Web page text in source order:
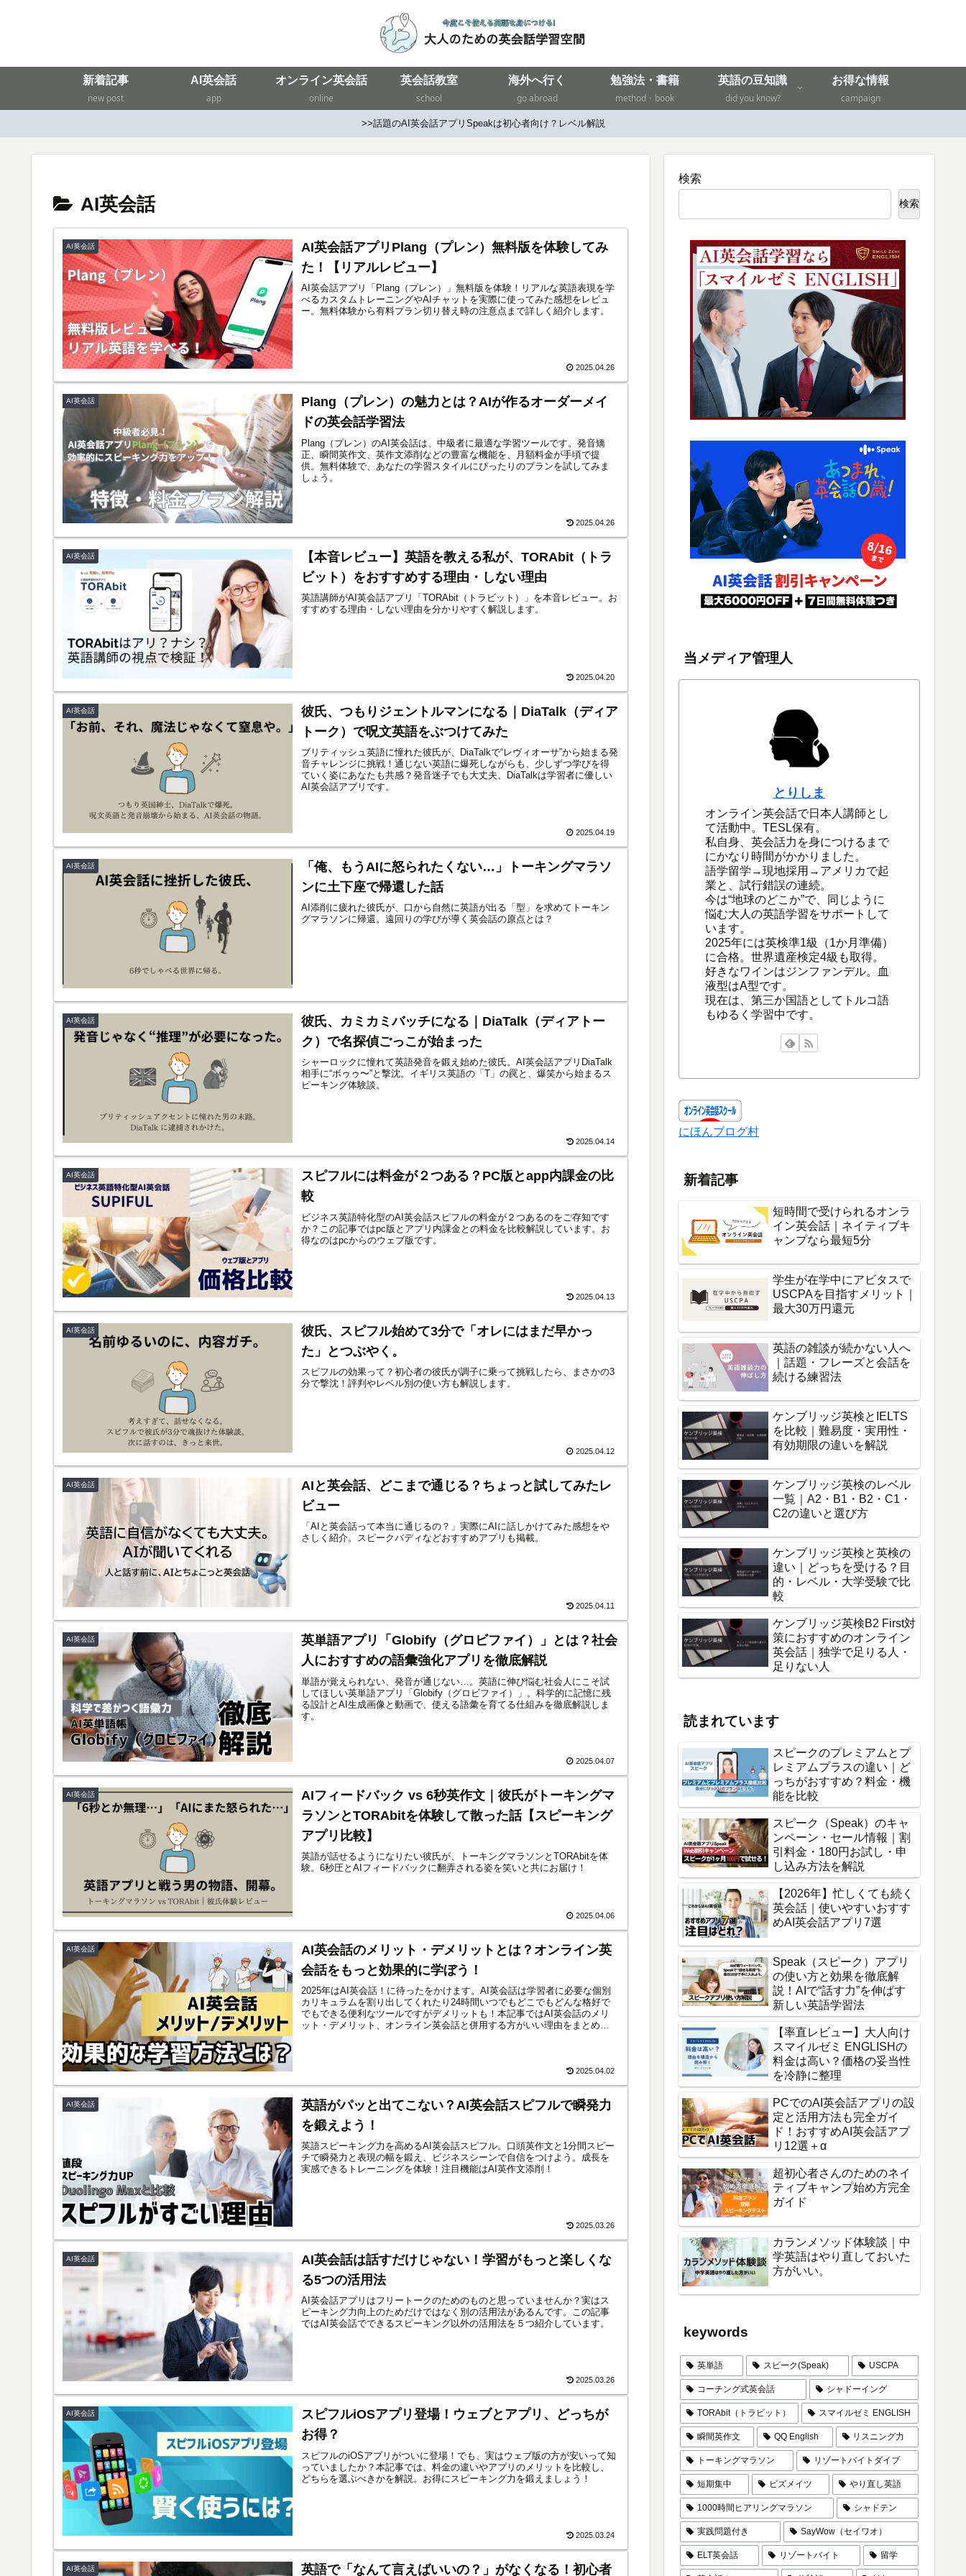
新着記事
new post
AI英会話
app
オンライン英会話
online
英会話教室
school
海外へ行く
go abroad
勉強法・書籍
method・book
英語の豆知識
did you know?
お得な情報
campaign
>>話題のAI英会話アプリSpeakは初心者向け？レベル解説
AI英会話
AI英会話
AI英会話アプリPlang（プレン）無料版を体験してみ
た！【リアルレビュー】
AI英会話アプリ「Plang（プレン）」無料版を体験！リアルな英語表現を学
べるカスタムトレーニングやAIチャットを実際に使ってみた感想をレビュ
ー。無料体験から有料プラン切り替え時の注意点まで詳しく紹介します。
2025.04.26
AI英会話
Plang（プレン）の魅力とは？AIが作るオーダーメイ
ドの英会話学習法
Plang（プレン）のAI英会話は、中級者に最適な学習ツールです。発音矯
正、瞬間英作文、英作文添削などの豊富な機能を、月額料金が手頃で提
供。無料体験で、あなたの学習スタイルにぴったりのプランを試してみま
しょう。
2025.04.26
AI英会話
【本音レビュー】英語を教える私が、TORAbit（トラ
ビット）をおすすめする理由・しない理由
英語講師がAI英会話アプリ「TORAbit（トラビット）」を本音レビュー。お
すすめする理由・しない理由を分かりやすく解説します。
2025.04.20
AI英会話
彼氏、つもりジェントルマンになる｜DiaTalk（ディア
トーク）で呪文英語をぶつけてみた
ブリティッシュ英語に憧れた彼氏が、DiaTalkで“レヴィオーサ”から始まる発
音チャレンジに挑戦！通じない英語に爆死しながらも、少しずつ学びを得
ていく姿にあなたも共感？発音迷子でも大丈夫、DiaTalkは学習者に優しい
AI英会話アプリです。
2025.04.19
AI英会話
「俺、もうAIに怒られたくない…」トーキングマラソ
ンに土下座で帰還した話
AI添削に疲れた彼氏が、口から自然に英語が出る「型」を求めてトーキン
グマラソンに帰還。遠回りの学びが導く英会話の原点とは？
AI英会話
彼氏、カミカミバッチになる｜DiaTalk（ディアトー
ク）で名探偵ごっこが始まった
シャーロックに憧れて英語発音を鍛え始めた彼氏。AI英会話アプリDiaTalk
相手に“ボゥゥ〜”と撃沈。イギリス英語の「T」の罠と、爆笑から始まるス
ピーキング体験談。
2025.04.14
AI英会話
スピフルには料金が２つある？PC版とapp内課金の比
較
ビジネス英語特化型のAI英会話スピフルの料金が２つあるのをご存知です
か？この記事ではpc版とアプリ内課金との料金を比較解説しています。お
得なのはpcからのウェブ版です。
2025.04.13
AI英会話
彼氏、スピフル始めて3分で「オレにはまだ早かっ
た」とつぶやく。
スピフルの効果って？初心者の彼氏が調子に乗って挑戦したら、まさかの3
分で撃沈！評判やレベル別の使い方も解説します。
2025.04.12
AI英会話
AIと英会話、どこまで通じる？ちょっと試してみたレ
ビュー
「AIと英会話って本当に通じるの？」実際にAIに話しかけてみた感想をや
さしく紹介。スピークバディなどおすすめアプリも掲載。
2025.04.11
AI英会話
英単語アプリ「Globify（グロビファイ）」とは？社会
人におすすめの語彙強化アプリを徹底解説
単語が覚えられない、発音が通じない…。英語に伸び悩む社会人にこそ試
してほしい英単語アプリ「Globify（グロビファイ）」。科学的に記憶に残
る設計とAI生成画像と動画で、使える語彙を育てる仕組みを徹底解説しま
す。
2025.04.07
AI英会話
AIフィードバック vs 6秒英作文｜彼氏がトーキングマ
ラソンとTORAbitを体験して散った話【スピーキング
アプリ比較】
英語が話せるようになりたい彼氏が、トーキングマラソンとTORAbitを体
験。6秒圧とAIフィードバックに翻弄される姿を笑いと共にお届け！
2025.04.06
AI英会話
AI英会話のメリット・デメリットとは？オンライン英
会話をもっと効果的に学ぼう！
2025年はAI英会話！に待ったをかけます。AI英会話は学習者に必要な個別
カリキュラムを割り出してくれたり24時間いつでもどこでもどんな格好で
でもできる便利なツールですがデメリットも！本記事ではAI英会話のメリ
ット・デメリット、オンライン英会話と併用する方がいい理由をまとめて
2025.04.02
AI英会話
英語がパッと出てこない？AI英会話スピフルで瞬発力
を鍛えよう！
英語スピーキング力を高めるAI英会話スピフル。口頭英作文と1分間スピー
チで瞬発力と表現の幅を鍛え、ビジネスシーンで自信をつけよう。成長を
実感できるトレーニングを体験！注目機能はAI英作文添削！
2025.03.26
AI英会話
AI英会話は話すだけじゃない！学習がもっと楽しくな
る5つの活用法
AI英会話アプリはフリートークのためのものと思っていませんか？実はス
ピーキング力向上のためだけではなく別の活用法があるんです。この記事
ではAI英会話でできるスピーキング以外の活用法を５つ紹介しています。
2025.03.26
AI英会話
スピフルiOSアプリ登場！ウェブとアプリ、どっちが
お得？
スピフルのiOSアプリがついに登場！でも、実はウェブ版の方が安いって知
っていましたか？本記事では、料金の違いやアプリのメリットを比較し、
どちらを選ぶべきかを解説。お得にスピーキング力を鍛えましょう！
2025.03.24
AI英会話 英語で「なんて言えばいいの？」がなくなる！初心者
検索
検索
当メディア管理人
とりしま
オンライン英会話で日本人講師とし
て活動中。TESL保有。
私自身、英会話力を身につけるまで
にかなり時間がかかりました。
語学留学→現地採用→アメリカで起
業と、試行錯誤の連続。
今は“地球のどこか”で、同じように
悩む大人の英語学習をサポートして
います。
2025年には英検準1級（1か月準備）
に合格。世界遺産検定4級も取得。
好きなワインはジンファンデル。血
液型はA型です。
現在は、第三か国語としてトルコ語
もゆるく学習中です。
にほんブログ村
新着記事
短時間で受けられるオンラ
イン英会話｜ネイティブキ
ャンプなら最短5分
学生が在学中にアビタスで
USCPAを目指すメリット｜
最大30万円還元
英語の雑談が続かない人へ
｜話題・フレーズと会話を
続ける練習法
ケンブリッジ英検とIELTS
を比較｜難易度・実用性・
有効期限の違いを解説
ケンブリッジ英検のレベル
一覧｜A2・B1・B2・C1・
C2の違いと選び方
ケンブリッジ英検と英検の
違い｜どっちを受ける？目
的・レベル・大学受験で比
較
ケンブリッジ英検B2 First対
策におすすめのオンライン
英会話｜独学で足りる人・
足りない人
読まれています
スピークのプレミアムとプ
レミアムプラスの違い｜ど
っちがおすすめ？料金・機
能を比較
スピーク（Speak）のキャ
ンペーン・セール情報｜割
引料金・180円お試し・申
し込み方法を解説
【2026年】忙しくても続く
英会話｜使いやすいおすす
めAI英会話アプリ7選
Speak（スピーク）アプリ
の使い方と効果を徹底解
説！AIで“話す力”を伸ばす
新しい英語学習法
【率直レビュー】大人向け
スマイルゼミ ENGLISHの
料金は高い？価格の妥当性
を冷静に整理
PCでのAI英会話アプリの設
定と活用方法も完全ガイ
ド！おすすめAI英会話アプ
リ12選＋α
超初心者さんのためのネイ
ティブキャンプ始め方完全
ガイド
カランメソッド体験談｜中
学英語はやり直しておいた
方がいい。
keywords
英単語 スピーク(Speak) USCPA
コーチング式英会話 シャドーイング
TORAbit（トラビット） スマイルゼミ ENGLISH
瞬間英作文 QQ English リスニング力
トーキングマラソン リゾートバイトダイブ
短期集中 ビズメイツ やり直し英語
1000時間ヒアリングマラソン シャドテン
実践問題付き SayWow（セイワオ）
ELT英会話 リゾートバイト 留学